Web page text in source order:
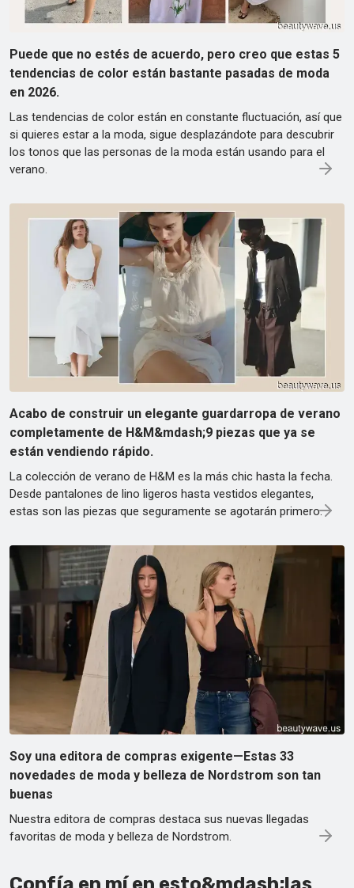
Puede que no estés de acuerdo, pero creo que estas 5
tendencias de color están bastante pasadas de moda
en 2026.
Las tendencias de color están en constante fluctuación, así que
si quieres estar a la moda, sigue desplazándote para descubrir
los tonos que las personas de la moda están usando para el
verano.
Acabo de construir un elegante guardarropa de verano
completamente de H&M&mdash;9 piezas que ya se
están vendiendo rápido.
La colección de verano de H&M es la más chic hasta la fecha.
Desde pantalones de lino ligeros hasta vestidos elegantes,
estas son las piezas que seguramente se agotarán primero.
Soy una editora de compras exigente—Estas 33
novedades de moda y belleza de Nordstrom son tan
buenas
Nuestra editora de compras destaca sus nuevas llegadas
favoritas de moda y belleza de Nordstrom.